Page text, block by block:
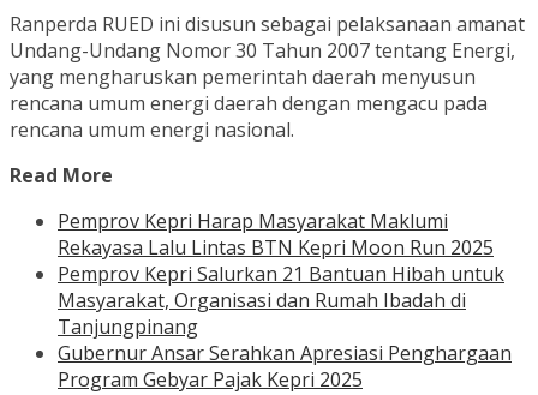
Ranperda RUED ini disusun sebagai pelaksanaan amanat
Undang-Undang Nomor 30 Tahun 2007 tentang Energi,
yang mengharuskan pemerintah daerah menyusun
rencana umum energi daerah dengan mengacu pada
rencana umum energi nasional.
Read More
Pemprov Kepri Harap Masyarakat Maklumi
Rekayasa Lalu Lintas BTN Kepri Moon Run 2025
Pemprov Kepri Salurkan 21 Bantuan Hibah untuk
Masyarakat, Organisasi dan Rumah Ibadah di
Tanjungpinang
Gubernur Ansar Serahkan Apresiasi Penghargaan
Program Gebyar Pajak Kepri 2025